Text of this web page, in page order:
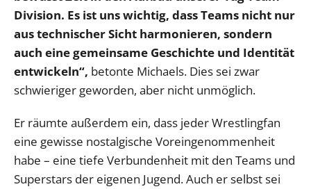
Division. Es ist uns wichtig, dass Teams nicht nur
aus technischer Sicht harmonieren, sondern
auch eine gemeinsame Geschichte und Identität
entwickeln“, betonte Michaels. Dies sei zwar
schwieriger geworden, aber nicht unmöglich.
Er räumte außerdem ein, dass jeder Wrestlingfan
eine gewisse nostalgische Voreingenommenheit
habe – eine tiefe Verbundenheit mit den Teams und
Superstars der eigenen Jugend. Auch er selbst sei